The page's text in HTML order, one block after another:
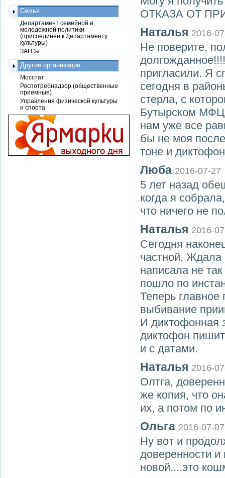
ОТКАЗА ОТ
Наталья 2016-
Не поверите,
пригласили. Я
сегодня в
стерла, с
Бутырском МФЦ
нам уже все
бы не моя
тоне и
Люба 2016-07-27
5 лет назад
когда я
что ничего не
Наталья 2016-
Сегодня
частной. Ждала
написала не
пошло по
Теперь главное
выбивание
И диктофонная
диктофон
и с датами.
Наталья 2016-
Олтга,
же копия, что
их, а потом по
Ольга 2016-07-07
Ну вот и
доверенности
новой....это
Семья
Департамент семейной и
молодежной политики
(присоединен к Департаменту
культуры)
ЗАГСы
Другие организации
Мосстат
Роспотребнадзор (общественные
приемные)
Управления физической культуры
и спорта